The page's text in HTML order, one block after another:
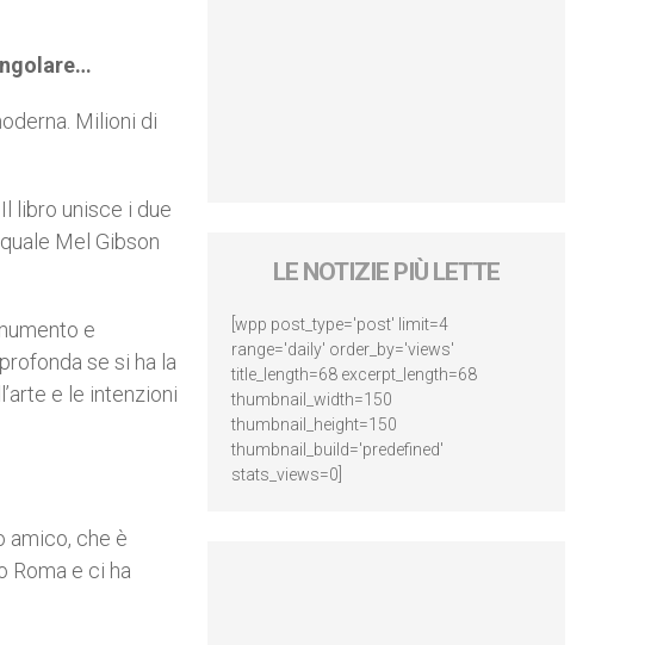
Milioni di
libro unisce i due
Mel Gibson
e
se si ha la
e le intenzioni
amico, che è
Roma e ci ha
LE NOTIZIE PIÙ LETTE
[wpp post_type='post' limit=4
range='daily' order_by='views'
title_length=68 excerpt_length=68
thumbnail_width=150
thumbnail_height=150
thumbnail_build='predefined'
stats_views=0]